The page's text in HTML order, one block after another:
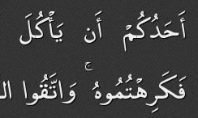
أَحَدُكُمْ أَن يَأْكُلَ
فَكَرِهْتُمُوهُ ۚ وَاتَّقُوا